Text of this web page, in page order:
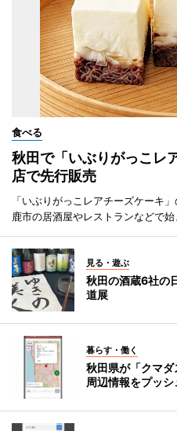
食べる
秋田で「いぶりがっこ
店で先行販売
「いぶりがっこレアチーズケーキ
鹿市の居酒屋やレストランなどで始
見る・遊ぶ
秋田の酒蔵6社の
道展
暮らす・働く
秋田県が「クマ
周辺情報をプッシ